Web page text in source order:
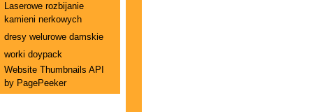
Laserowe rozbijanie
kamieni nerkowych
dresy welurowe damskie
worki doypack
Website Thumbnails API
by PagePeeker